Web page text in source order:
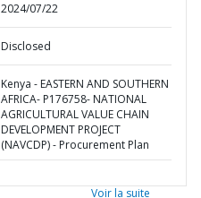
2024/07/22
Disclosed
Kenya - EASTERN AND SOUTHERN
AFRICA- P176758- NATIONAL
AGRICULTURAL VALUE CHAIN
DEVELOPMENT PROJECT
(NAVCDP) - Procurement Plan
Voir la suite